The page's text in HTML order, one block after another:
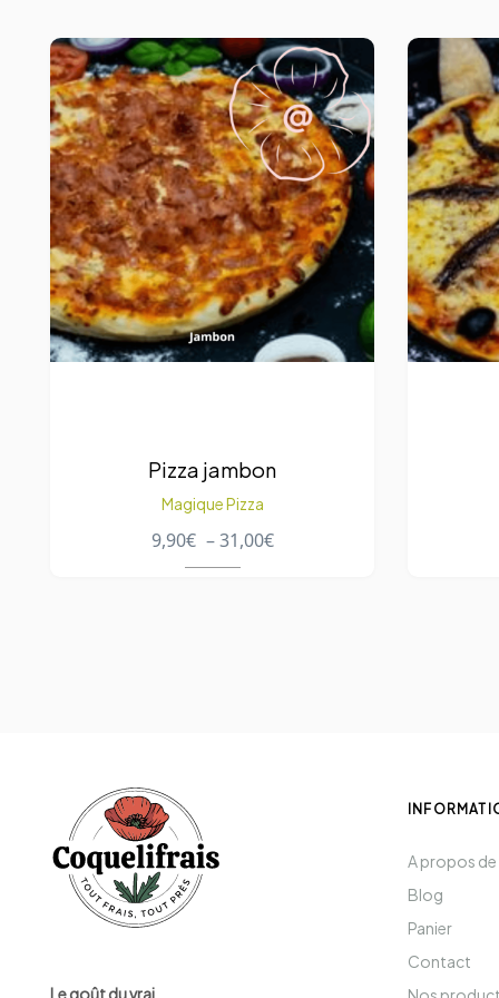
Pizza jambon
Magique Pizza
9,90€ –31,00€
Le goût du vrai.
A propos
Blog
Panier
Contact